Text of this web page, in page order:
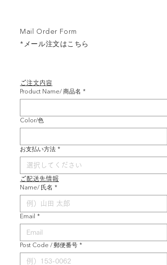
ご注文内容
Product Name/ 商品名 *
Color/色
お支払い方法 *
選択してください
ご配送先情報
Name/ 氏名 *
Email *
Post Code / 郵便番号 *
Mail Order Form
*メール注文はこちら